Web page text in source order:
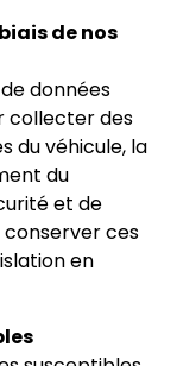
de nos
données
collecter des
du véhicule, la
du
et de
conserver ces
en